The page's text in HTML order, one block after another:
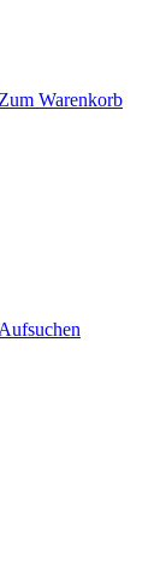
Zum Warenkorb
Aufsuchen